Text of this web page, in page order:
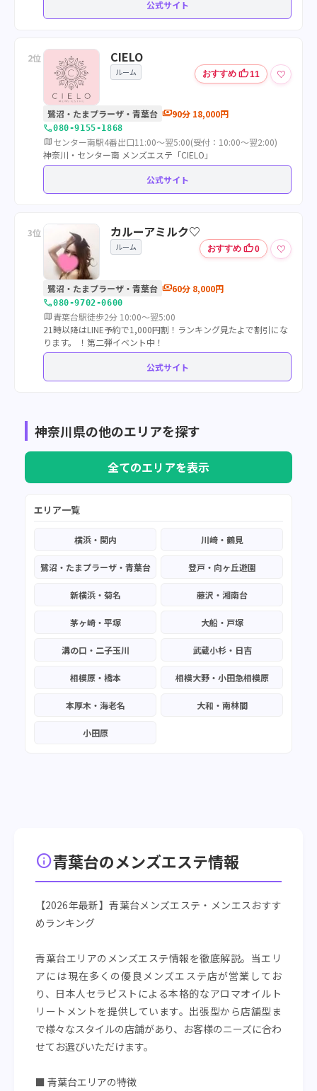
公式サイト
2位 CIELO
ルーム おすすめ thumb_up11 ♡
鷺沼・たまプラーザ・青葉台 payments90分 18,000円
call080-9155-1868
mapセンター南駅4番出口11:00～翌5:00(受付：10:00～翌2:00)
神奈川・センター南 メンズエステ「CIELO」
公式サイト
3位 カルーアミルク♡
ルーム おすすめ thumb_up0 ♡
鷺沼・たまプラーザ・青葉台 payments60分 8,000円
call080-9702-0600
map青葉台駅徒歩2分 10:00～翌5:00
21時以降はLINE予約で1,000円割！ランキング見たよで割引にな
ります。 ！第二弾イベント中！
公式サイト
神奈川県の他のエリアを探す
全てのエリアを表示
エリア一覧
横浜・関内 川崎・鶴見
鷺沼・たまプラーザ・青葉台 登戸・向ヶ丘遊園
新横浜・菊名 藤沢・湘南台
茅ヶ崎・平塚 大船・戸塚
溝の口・二子玉川 武蔵小杉・日吉
相模原・橋本 相模大野・小田急相模原
本厚木・海老名 大和・南林間
小田原
info青葉台のメンズエステ情報
【2026年最新】青葉台メンズエステ・メンエスおすす
めランキング
青葉台エリアのメンズエステ情報を徹底解説。当エリ
アには現在多くの優良メンズエステ店が営業してお
り、日本人セラピストによる本格的なアロマオイルト
リートメントを提供しています。出張型から店舗型ま
で様々なスタイルの店舗があり、お客様のニーズに合わ
せてお選びいただけます。
■ 青葉台エリアの特徴